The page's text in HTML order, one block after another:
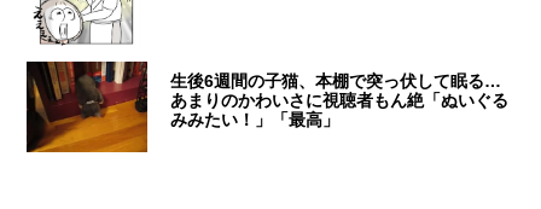
生後6週間の子猫、本棚で突っ伏して眠る…
あまりのかわいさに視聴者もん絶「ぬいぐる
みみたい！」「最高」